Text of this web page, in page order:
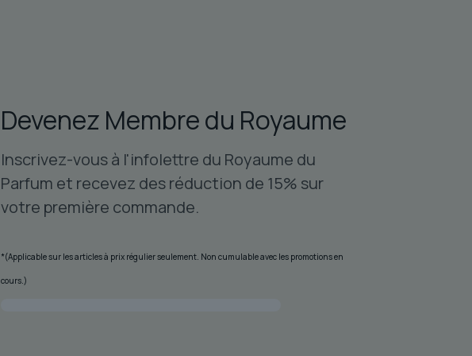
sur
page
du
produit
Devenez Membre du Royaume
Inscrivez-vous à l'infolettre du Royaume du
Parfum et recevez des réduction de 15% sur
votre première commande.
*(Applicable sur les articles à prix régulier seulement. Non cumulable avec les promotions en
cours.)